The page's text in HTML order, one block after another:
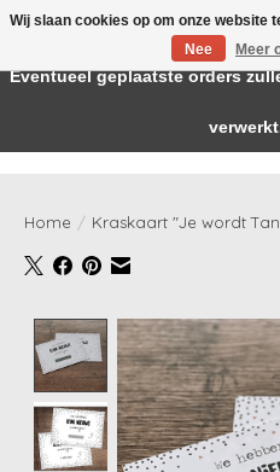
Home / Kraskaart "Je wordt
Product image
Wij slaan cookies op om onze website
Nee
Meer
← Keer terug naar de
Eventueel geplaatste orders